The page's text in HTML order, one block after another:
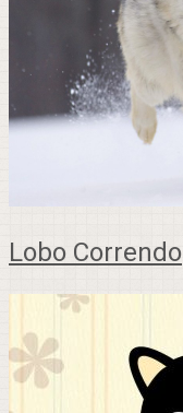
Lobo Correndo